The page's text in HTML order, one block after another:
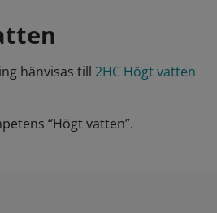
hänvisas till 2HC Högt vatten
“Högt vatten”.